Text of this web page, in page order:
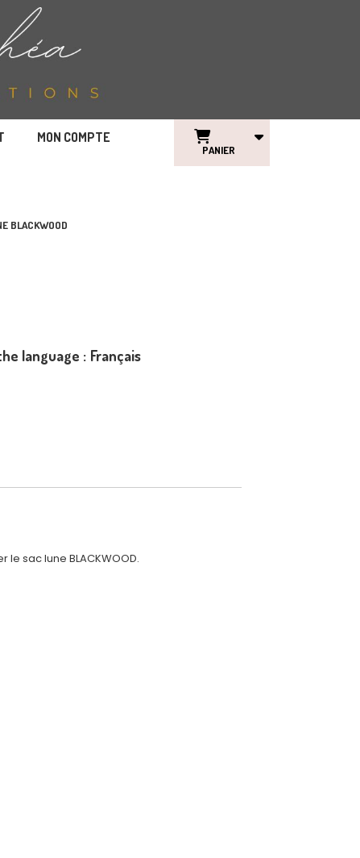
MON COMPTE
PANIER
BLACKWOOD
language : Français
le sac lune BLACKWOOD.